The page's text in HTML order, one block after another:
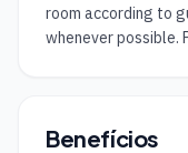
room according to
whenever possible.
Benefícios